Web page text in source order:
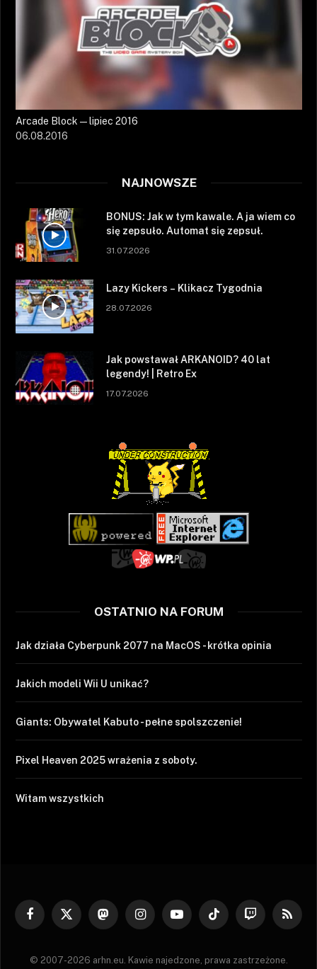
Arcade Block — lipiec 2016
06.08.2016
NAJNOWSZE
BONUS: Jak w tym kawale. A ja wiem co
się zepsuło. Automat się zepsuł.
31.07.2026
Lazy Kickers – Klikacz Tygodnia
28.07.2026
Jak powstawał ARKANOID? 40 lat
legendy! | Retro Ex
17.07.2026
OSTATNIO NA FORUM
Jak działa Cyberpunk 2077 na MacOS - krótka opinia
Jakich modeli Wii U unikać?
Giants: Obywatel Kabuto - pełne spolszczenie!
Pixel Heaven 2025 wrażenia z soboty.
Witam wszystkich
Facebook
X
MastodonInstagramYouTubeTikTok Twitch RSS
© 2007-2026 arhn.eu. Kawie najedzone, prawa zastrzeżone.